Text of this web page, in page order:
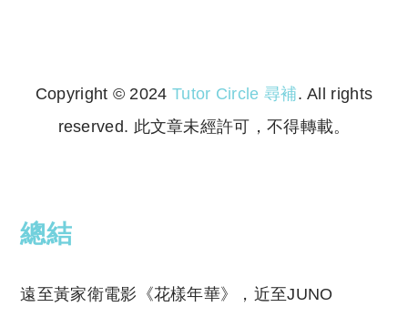
Copyright © 2024 Tutor Circle 尋補. All rights
reserved. 此文章未經許可，不得轉載。
總結
遠至黃家衛電影《花樣年華》，近至JUNO